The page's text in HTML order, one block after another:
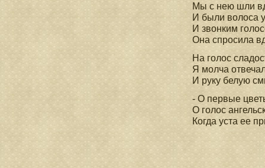
Мы с нею шли
И были волоса
И звонким
Она спросила
На голос
Я молча
И руку белую
- О первые
О голос
Когда уста ее